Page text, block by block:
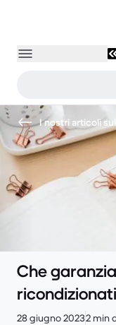
I nostri articoli
Che
28 giugno 20232 min